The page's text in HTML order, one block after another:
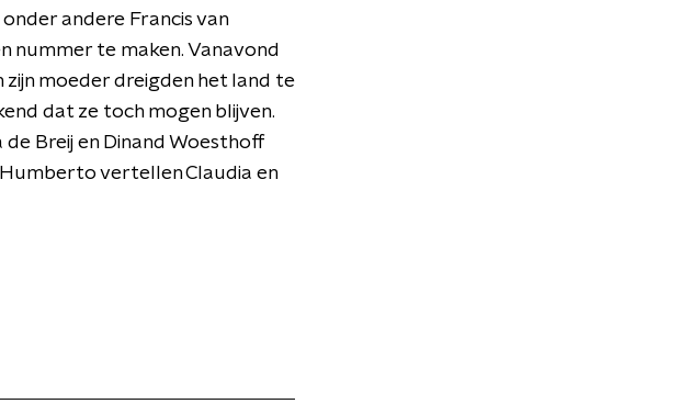
andere Francis van
nummer te maken. Vanavond
zijn moeder dreigden het land te
dat ze toch mogen blijven.
Breij en Dinand Woesthoff
vertellen Claudia en